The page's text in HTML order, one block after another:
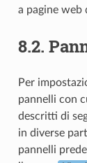
a pagine web
8.2.
Per
pannelli con
descritti di
in diverse
pannelli